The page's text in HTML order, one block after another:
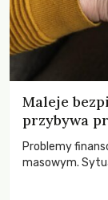
Maleje
przybywa
Problemy
masowym.